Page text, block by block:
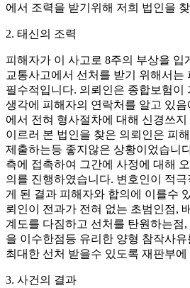
에서 조력을 받기위해 저희 법인을
2. 태신의 조력
피해자가 이 사고로 8주의 부상을 입
교통사고에서 선처를 받기 위해서는
필수적입니다. 의뢰인은 종합보험이
생각에 피해자의 연락처를 알고 있음
에서 전혀 형사절차에 대해 신경쓰지
이르러 본 법인을 찾은 의뢰인은 피
제출하는등 좋지않은 상황이었습니
측에 접촉하여 그간에 사정에 대해
의를 진행하였습니다. 변호인이 적
게 된 결과 피해자와 합의에 이를수
뢰인이 전과가 전혀 없는 초범인점,
계도를 다짐하고 선처를 탄원하는점
을 이수한점등 유리한 양형 참작사유
최대한 선처 받을수 있도록 재판부
3. 사건의 결과